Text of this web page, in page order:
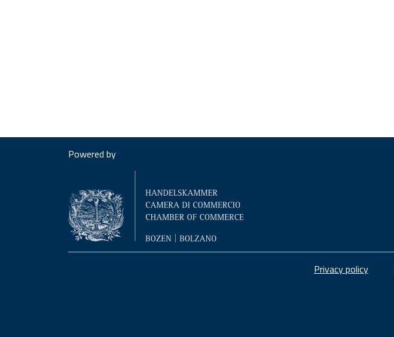
Powered by
Privacy policy